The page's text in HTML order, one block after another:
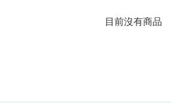
目前沒有商品